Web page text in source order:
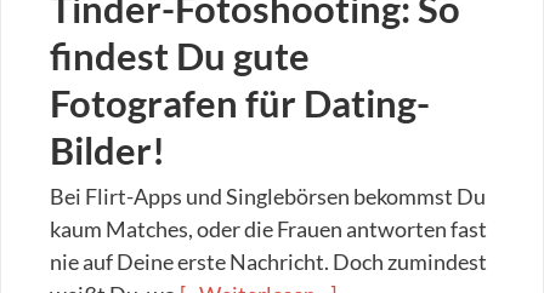
Tinder-Fotoshooting: So
findest Du gute
Fotografen für Dating-
Bilder!
Bei Flirt-Apps und Singlebörsen bekommst Du
kaum Matches, oder die Frauen antworten fast
nie auf Deine erste Nachricht. Doch zumindest